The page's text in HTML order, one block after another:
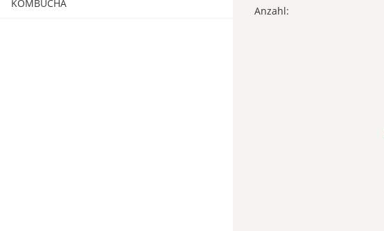
KEFIRKNOLLEN BESTELLEN
KOMBUCHA
Anzahl: